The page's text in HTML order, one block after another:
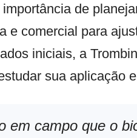
de
e comercial para
iniciais, a
sua aplicação
em campo que o